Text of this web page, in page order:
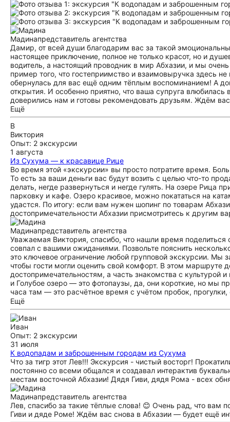
Мадинапредставитель агентства
Дамир, от всей души благодарим вас за такой
настоящее приключение, полное не только красот, но и
водитель, а настоящий проводник в мир Абхазии, и мы
пример того, что гостеприимство и взаимовыручка здесь
обернулась для вас ещё одним тёплым воспоминанием! А
открытия. И особенно приятно, что ваша супруга
доверились нам и готовы рекомендовать друзьям. Ждём
Ещё
В
Виктория
Опыт: 2 экскурсии
1 августа
Из Сухума — к красавице Рице
Во время этой «экскурсии» вы просто потратите время.
То есть за ваши деньги вас будут возить с целью что-то
делать, негде развернуться и негде гулять. На озере Рица
парковку и кафе. Озеро красивое, можно покататься на
удастся. По итогу: если вам нужен шопинг по товарам
достопримечательности Абхазии присмотритесь к другим
Мадинапредставитель агентства
Уважаемая Виктория, спасибо, что нашли время
совпал с вашими ожиданиями. Позвольте пояснить
это ключевое ограничение любой групповой экскурсии.
чтобы гости могли оценить свой комфорт. В этом маршруте
достопримечательностям, а часть знакомства с
и Голубое озеро — это фотопаузы, да, они короткие, но мы
часа там — это расчётное время с учётом пробок,
но других вариантов для массового туризма там нет. 🏛️
отдельной экскурсией по даче , посещение возможно по
больше подходит тем, кто хочет совместить природу с
цель — только дикая природа и уединение, рекомендуем
глубже. Ещё раз спасибо за обратную связь — она
программах, которые мы подберём уже с учётом ваших
Ещё
Иван
Опыт: 2 экскурсии
31 июля
К водопадам и заброшенным городам из Сухума
Что за тигр этот Лев!!! Экскурсия - чистый восторг!
постоянно со всеми общался и создавал интерактив
местам восточной Абхазии! Дядя Гиви, дядя Рома - всех
Мадинапредставитель агентства
Лев, спасибо за такие тёплые слова! 😊 Очень рад, что
Гиви и дяде Роме! Ждём вас снова в Абхазии — будет ещё